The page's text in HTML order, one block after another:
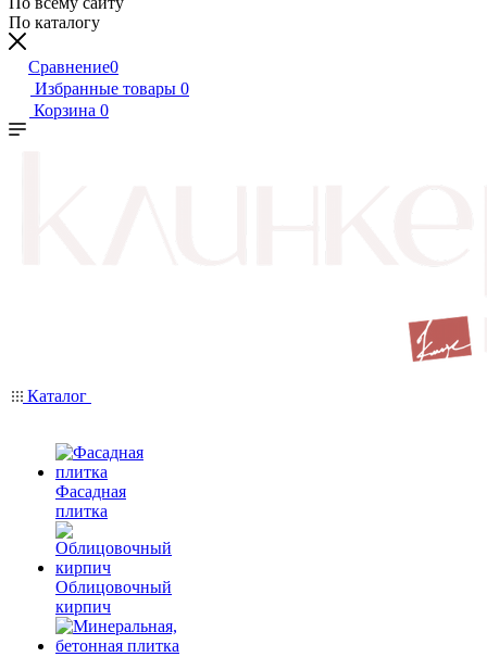
По каталогу
Сравнение0
Избранные товары 0
Корзина 0
Каталог
Фасадная
плитка
Облицовочный
кирпич